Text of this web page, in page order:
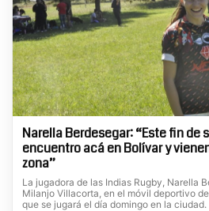
Narella Berdesegar: “Este fin de
encuentro acá en Bolívar y
zona”
La jugadora de las Indias Rugby, Narella
Milanjo Villacorta, en el móvil deportivo
que se jugará el día domingo en la ciudad.